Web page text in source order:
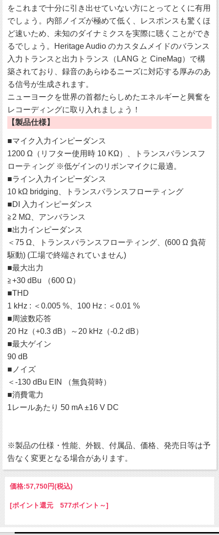
をこれまで十分に引き出せていない方にとってとくに有用
でしょう。内部ノイズが極めて低く、レスポンスも驚くほ
ど速いため、未知のダイナミクスを実際に聴くことができ
るでしょう。Heritage Audio のカスタムメイドのバランス
入力トランスと出力トランス（LANG と CineMag）で構
築されており、録音のあらゆるニーズに対応する厚みのあ
る信号が生成されます。
ニューヨークを世界の首都たらしめたエネルギーと興奮を
レコーディングに取り入れましょう！
【製品仕様】
■マイク入力インピーダンス
1200 Ω（リフター使用時 10 KΩ）、トランスバランスフ
ローティング ※低ゲインのリボンマイクに最適。
■ライン入力インピーダンス
10 kΩ bridging、トランスバランスフローティング
■DI 入力インピーダンス
≧2 MΩ、アンバランス
■出力インピーダンス
＜75 Ω、トランスバランスフローティング、(600 Ω 負荷
駆動) (工場で終端されていません)
■最大出力
≧+30 dBu （600 Ω）
■THD
1 kHz : ＜0.005 %、100 Hz : ＜0.01 %
■周波数応答
20 Hz（+0.3 dB）～20 kHz（-0.2 dB）
■最大ゲイン
90 dB
■ノイズ
＜-130 dBu EIN （無負荷時）
■消費電力
1レールあたり 50 mA ±16 V DC
※製品の仕様・性能、外観、付属品、価格、発売日等は予
告なく変更となる場合があります。
価格:57,750円(税込)
[ポイント還元 577ポイント～]